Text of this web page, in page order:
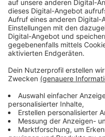
Hier erreicht ihr den
Anzeige
Anzeige
Leverkusen: Rettung
Bayer Leverkusen